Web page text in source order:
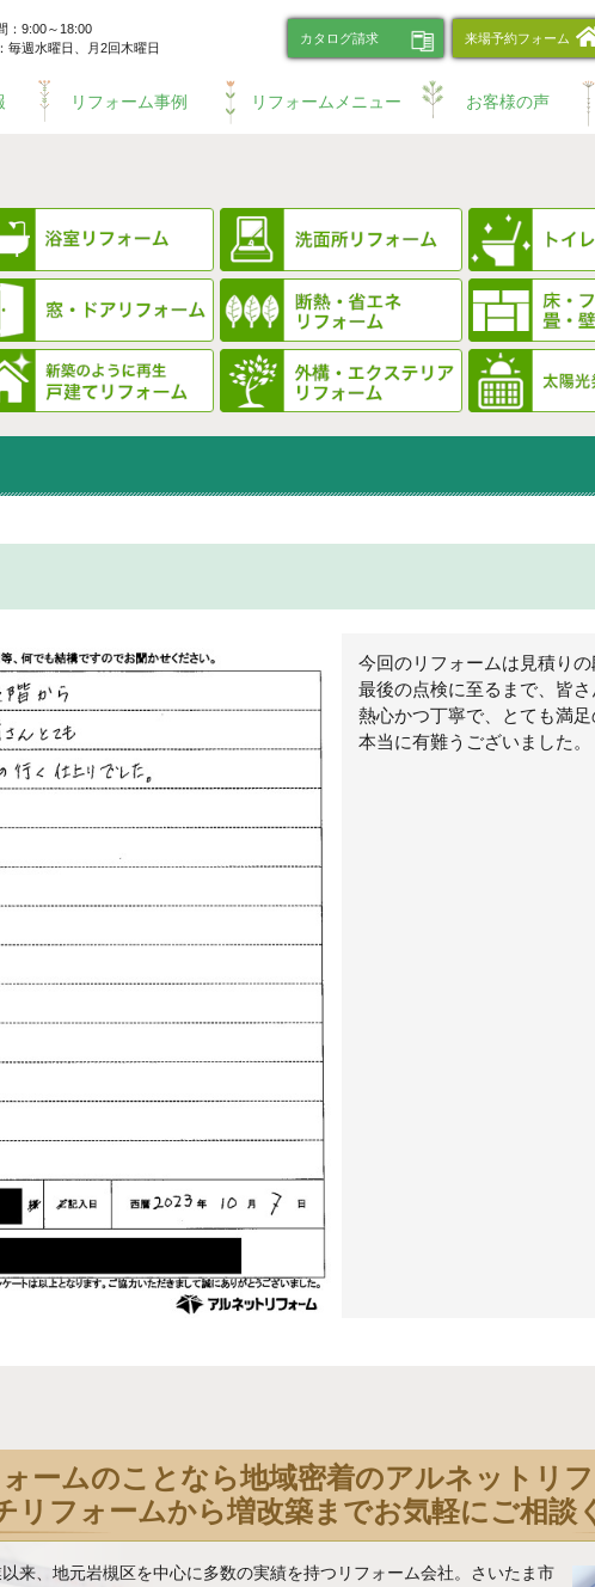
：9:00～18:00
毎週水曜日、
月2回木曜日
カタログ請求 来場予約フォーム
リフォーム事例 リフォームメニュー お客様の声
今回のリフォームは見積りの
最後の点検に至るまで、皆さ
熱心かつ丁寧で、とても満足
本当に有難うございました。
ームのことなら地域密着のアルネットリフ
リフォームから増改築までお気軽にご相談
来、地元岩槻区を中心に多数の実績を持つリフォーム会社。さいたま市